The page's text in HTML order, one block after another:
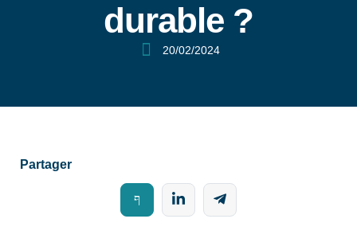
durable ?
20/02/2024
Partager